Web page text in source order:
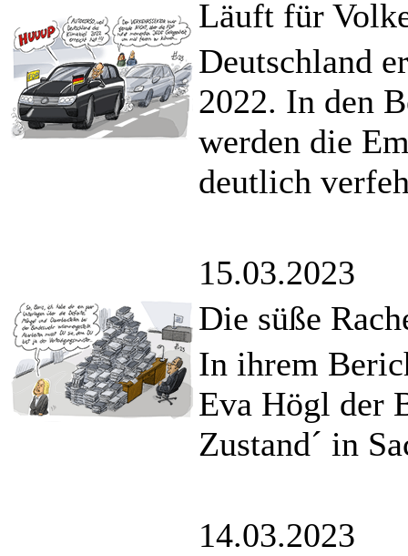
Läuft für
Deutschland
2022. In den
werden die
deutlich
15.03.2023
Die süße
In ihrem
Eva Högl der
Zustand´ in
14.03.2023